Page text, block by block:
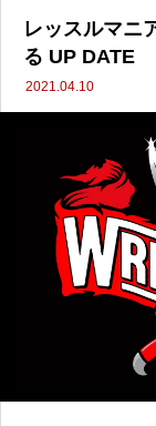
レッスルマニ
る UP DATE
2021.04.10